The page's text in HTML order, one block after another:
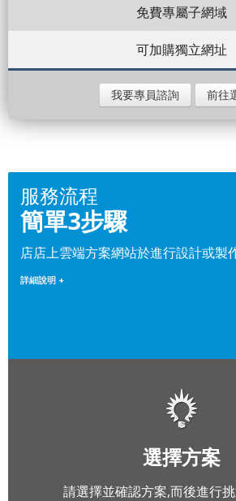
免費專屬子網域
可加購獨立網址
我要專員諮詢 前往
服務流程
簡單3步驟
店店上雲端方案網站於進行設計或製
詳細說明 +
選擇方案
請選擇並確認方案,而後進行